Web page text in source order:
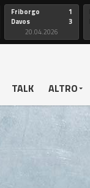
Friborgo
Davos
1
3
20.04.2026
TALK ALTRO